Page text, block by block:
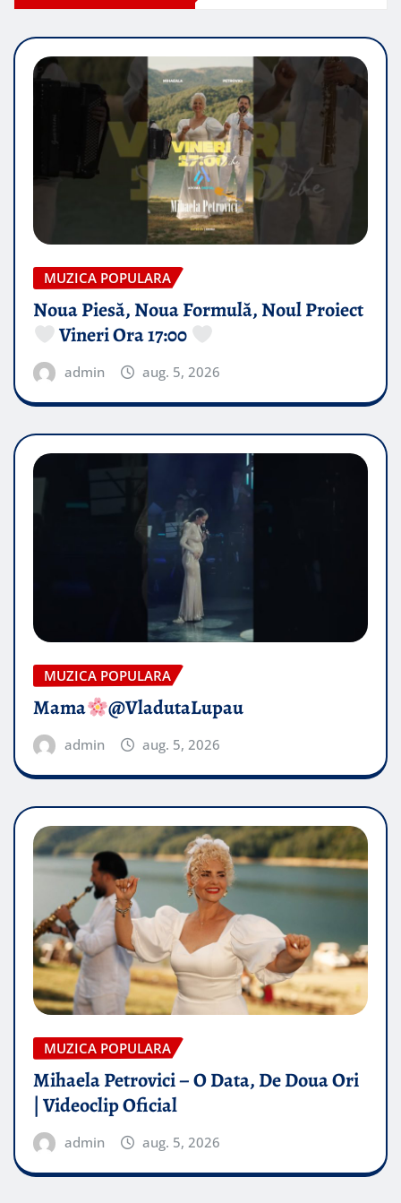
MUZICA POPULARA
Noua Piesă, Noua Formulă, Noul Proiect
Vineri Ora 17:00
admin aug. 5, 2026
MUZICA POPULARA
Mama @VladutaLupau
admin aug. 5, 2026
MUZICA POPULARA
Mihaela Petrovici – O Data, De Doua Ori
| Videoclip Oficial
admin aug. 5, 2026